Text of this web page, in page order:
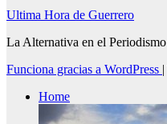
Ultima Hora de Guerrero
La Alternativa en el Periodismo
Funciona gracias a WordPress |
Home